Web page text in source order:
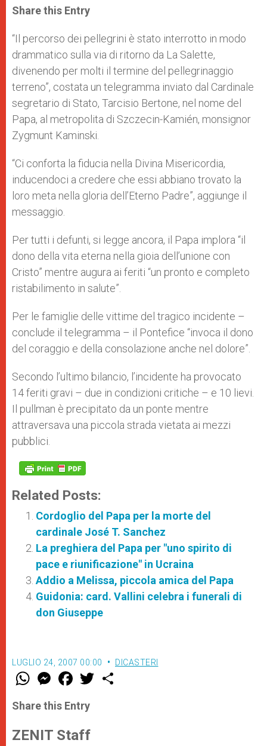
t
s
p
p
s
e
g
e
r
e
b
o
k
r
Share this Entry
“Il percorso dei pellegrini è stato interrotto in modo
drammatico sulla via di ritorno da La Salette,
divenendo per molti il termine del pellegrinaggio
terreno”, costata un telegramma inviato dal Cardinale
segretario di Stato, Tarcisio Bertone, nel nome del
Papa, al metropolita di Szczecin-Kamién, monsignor
Zygmunt Kaminski.
“Ci conforta la fiducia nella Divina Misericordia,
inducendoci a credere che essi abbiano trovato la
loro meta nella gloria dell’Eterno Padre”, aggiunge il
messaggio.
Per tutti i defunti, si legge ancora, il Papa implora “il
dono della vita eterna nella gioia dell’unione con
Cristo” mentre augura ai feriti “un pronto e completo
ristabilimento in salute”.
Per le famiglie delle vittime del tragico incidente –
conclude il telegramma – il Pontefice “invoca il dono
del coraggio e della consolazione anche nel dolore”.
Secondo l’ultimo bilancio, l’incidente ha provocato
14 feriti gravi – due in condizioni critiche – e 10 lievi.
Il pullman è precipitato da un ponte mentre
attraversava una piccola strada vietata ai mezzi
pubblici.
Related Posts:
Cordoglio del Papa per la morte del
cardinale José T. Sanchez
La preghiera del Papa per "uno spirito di
pace e riunificazione" in Ucraina
Addio a Melissa, piccola amica del Papa
Guidonia: card. Vallini celebra i funerali di
don Giuseppe
LUGLIO 24, 2007 00:00 DICASTERI
W
t
s
p
p
M
e
s
e
g
e
F
a
e
b
o
k
w
Share this Entry
ZENIT Staff